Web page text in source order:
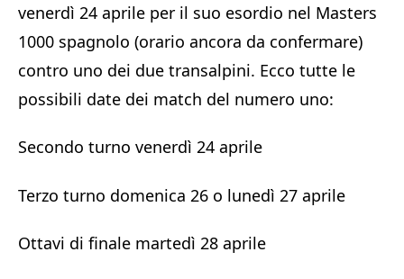
venerdì 24 aprile per il suo esordio nel Masters
1000 spagnolo (orario ancora da confermare)
contro uno dei due transalpini. Ecco tutte le
possibili date dei match del numero uno:
Secondo turno venerdì 24 aprile
Terzo turno domenica 26 o lunedì 27 aprile
Ottavi di finale martedì 28 aprile